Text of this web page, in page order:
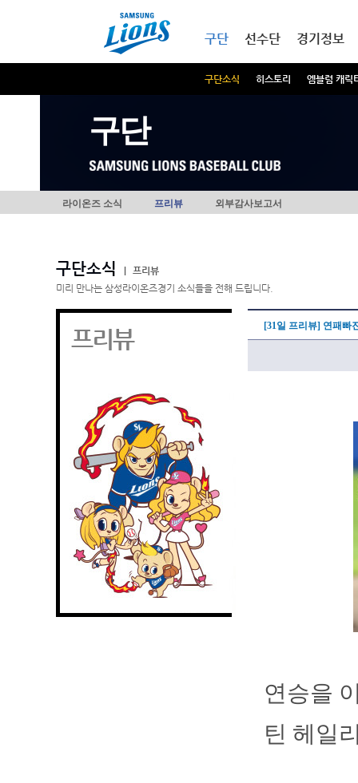
구단
구단소식 히스토리 엠블럼 캐릭
선수단 경기정보
구단
라이온즈 소식 프리뷰 외부감사보고서
구단소식
프리뷰
미리 만나는 삼성라이온즈경기 소식들을 전해 드립니다.
프리뷰 [31일 프리뷰] 연패빠
연승을
틴 헤일